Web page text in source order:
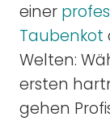
einer
Taubenkot
Welten:
ersten
gehen